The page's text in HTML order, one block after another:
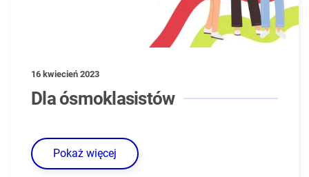
16 kwiecień 2023
Dla ósmoklasistów
Pokaż więcej